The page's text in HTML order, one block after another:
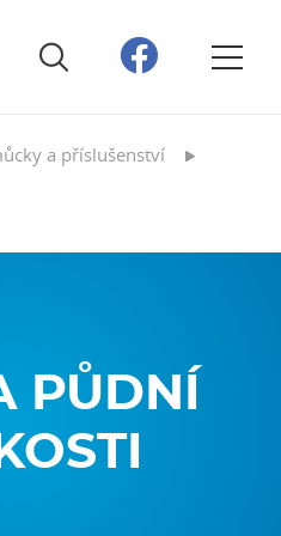
a příslušenství
PŮDNÍ